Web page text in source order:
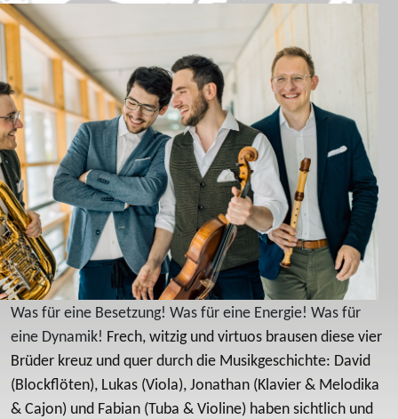
Was für eine Besetzung! Was für eine Energie! Was für
eine Dynamik! Frech, witzig und virtuos brausen diese vier
Brüder kreuz und quer durch die Musikgeschichte: David
(Blockflöten), Lukas (Viola), Jonathan (Klavier & Melodika
& Cajon) und Fabian (Tuba & Violine) haben sichtlich und